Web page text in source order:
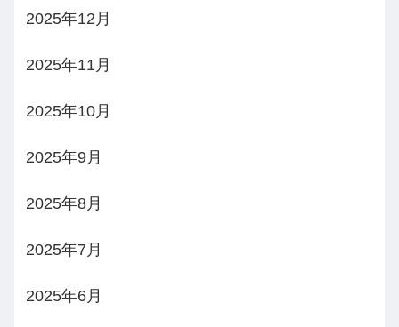
2025年12月
2025年11月
2025年10月
2025年9月
2025年8月
2025年7月
2025年6月